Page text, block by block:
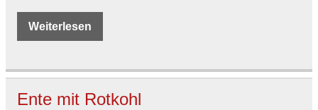
Weiterlesen
Ente mit Rotkohl